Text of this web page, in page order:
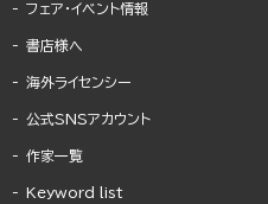
フェア・イベント情報
書店様へ
海外ライセンシー
公式SNSアカウント
作家一覧
Keyword list